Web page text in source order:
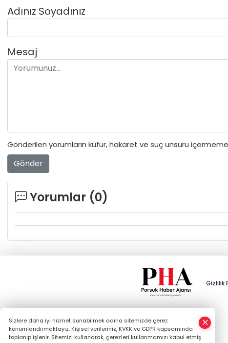
Adınız Soyadınız
Mesaj
Gönderilen yorumların küfür, hakaret ve suç unsuru
Gönder
Yorumlar (0)
Gizlilik
Sizlere daha iyi hizmet sunabilmek adına sitemizde çerez
konumlandırmaktayız. Kişisel verileriniz, KVKK ve GDPR kapsamında
toplanıp işlenir. Sitemizi kullanarak, çerezleri kullanmamızı kabul etmiş
Whatsapp
×